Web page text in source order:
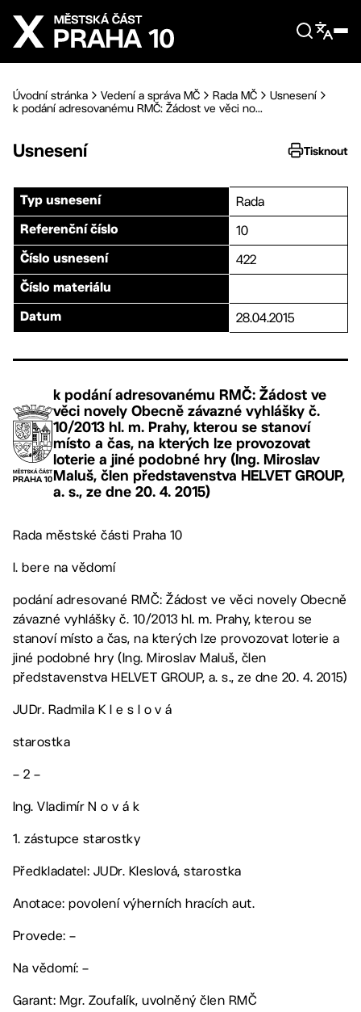
Přejít na hlavní obsah
Úvodní stránka Vedení a správa MČ Rada MČ
Usnesení
k podání adresovanému RMČ: Žádost ve věci no...
Usnesení Tisknout
Typ usnesení Rada
Referenční číslo 10
Číslo usnesení 422
Číslo materiálu
Datum 28.04.2015
k podání adresovanému RMČ: Žádost ve
věci novely Obecně závazné vyhlášky č.
10/2013 hl. m. Prahy, kterou se stanoví
místo a čas, na kterých lze provozovat
loterie a jiné podobné hry (Ing. Miroslav
Maluš, člen představenstva HELVET GROUP,
a. s., ze dne 20. 4. 2015)
Rada městské části Praha 10
I. bere na vědomí
podání adresované RMČ: Žádost ve věci novely Obecně
závazné vyhlášky č. 10/2013 hl. m. Prahy, kterou se
stanoví místo a čas, na kterých lze provozovat loterie a
jiné podobné hry (Ing. Miroslav Maluš, člen
představenstva HELVET GROUP, a. s., ze dne 20. 4. 2015)
JUDr. Radmila K l e s l o v á
starostka
– 2 –
Ing. Vladimír N o v á k
1. zástupce starostky
Předkladatel: JUDr. Kleslová, starostka
Anotace: povolení výherních hracích aut.
Provede: –
Na vědomí: –
Garant: Mgr. Zoufalík, uvolněný člen RMČ